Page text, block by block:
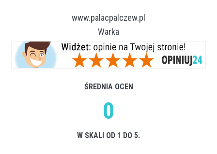
www.palacpalczew.pl
Warka
ŚREDNIA OCEN
0
W SKALI OD 1 DO 5.